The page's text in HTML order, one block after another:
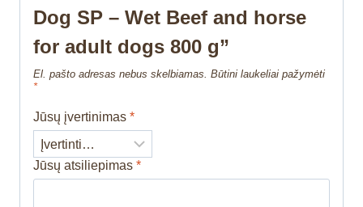
Dog SP – Wet Beef and horse
for adult dogs 800 g”
El. pašto adresas nebus skelbiamas. Būtini laukeliai pažymėti
*
Jūsų įvertinimas *
Jūsų atsiliepimas *